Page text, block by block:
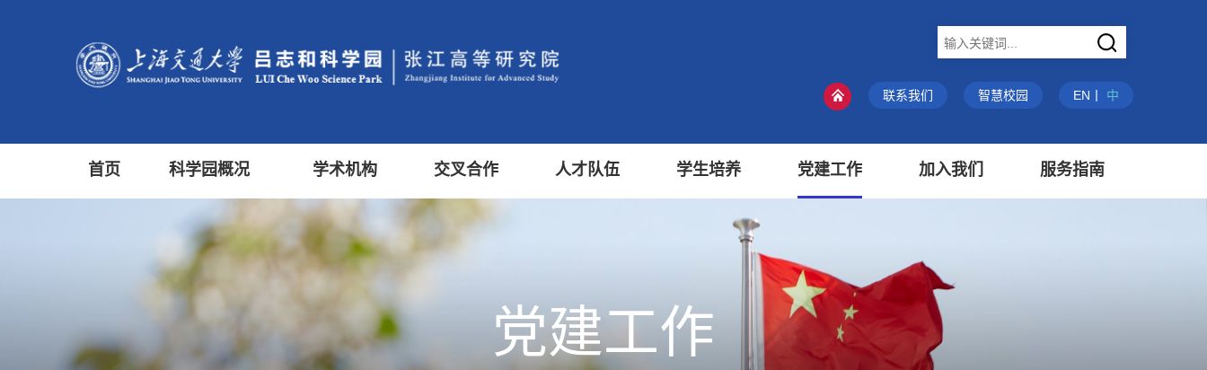
联系我们 智慧校园 EN 中
首页 科学园概况 学术机构 交叉合作 人才队伍 学生培养 党建工作 加入我们 服务指南
党建工作